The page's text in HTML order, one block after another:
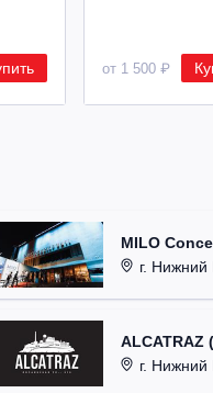
от 1 500 ₽
MILO
г. Нижний
ALCATRAZ
г. Нижний